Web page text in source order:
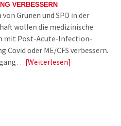
VERBESSERN
Grünen und SPD in der
wollen die medizinische
mit Post-Acute-Infection-
Covid oder ME/CFS verbessern.
Weiterlesen